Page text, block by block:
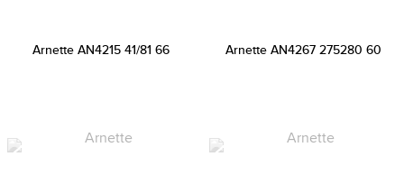
Arnette AN4215 41/81 66 Arnette AN4267 275280 60